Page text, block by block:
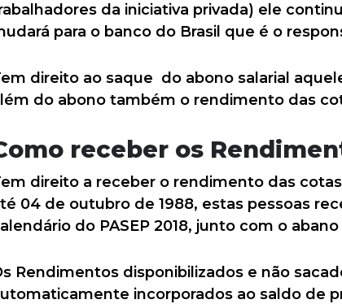
da iniciativa privada) ele
para o banco do Brasil que é o
direito ao saque do abono salarial
do abono também o rendimento das
receber os
direito a receber o rendimento das
04 de outubro de 1988, estas pessoas
do PASEP 2018, junto com o abano
Rendimentos disponibilizados e não
incorporados ao saldo de